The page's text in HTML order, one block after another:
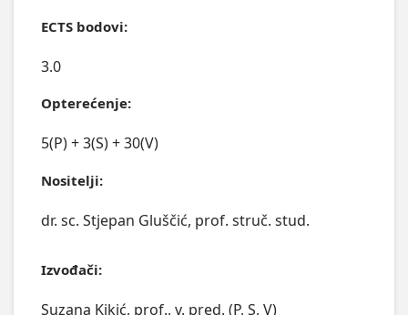
ECTS bodovi:
3.0
Opterećenje:
5(P) + 3(S) + 30(V)
Nositelji:
dr. sc. Stjepan Gluščić, prof. struč. stud.
Izvođači:
Suzana Kikić, prof., v. pred. (P, S, V)